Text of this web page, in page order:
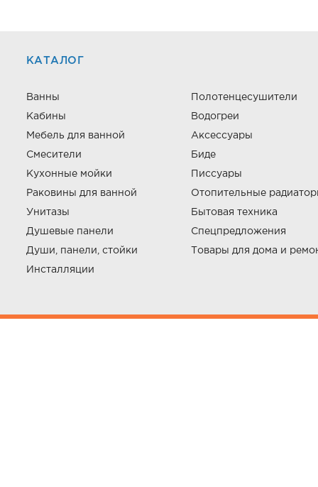
КАТАЛОГ
Ванны
Кабины
Мебель для ванной
Смесители
Кухонные мойки
Раковины для ванной
Унитазы
Душевые панели
Души, панели, стойки
Инсталляции
Полотенцесушители
Водогреи
Аксессуары
Биде
Писсуары
Отопительные
Бытовая техника
Спецпредложения
Товары для дома и